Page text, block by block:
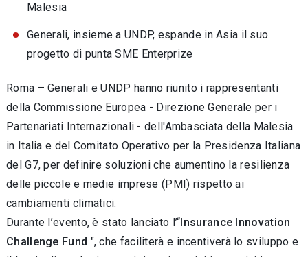
Malesia
Generali, insieme a UNDP, espande in Asia il suo
progetto di punta SME Enterprize
Roma – Generali e UNDP hanno riunito i rappresentanti
della Commissione Europea - Direzione Generale per i
Partenariati Internazionali - dell'Ambasciata della Malesia
in Italia e del Comitato Operativo per la Presidenza Italiana
del G7, per definire soluzioni che aumentino la resilienza
delle piccole e medie imprese (PMI) rispetto ai
cambiamenti climatici.
Durante l’evento, è stato lanciato l’“Insurance Innovation
Challenge Fund ", che faciliterà e incentiverà lo sviluppo e